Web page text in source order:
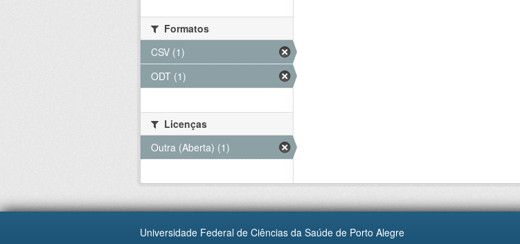
Formatos
CSV (1)
ODT (1)
Licenças
Outra (Aberta) (1)
Universidade Federal de Ciências da Saúde de Porto Alegre